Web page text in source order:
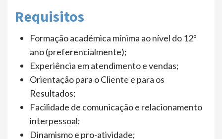
Requisitos
Formação académica mínima ao nível do 12º
ano (preferencialmente);
Experiência em atendimento e vendas;
Orientação para o Cliente e para os
Resultados;
Facilidade de comunicação e relacionamento
interpessoal;
Dinamismo e pro-atividade;